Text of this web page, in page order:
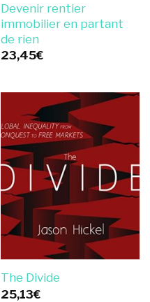
Devenir rentier
immobilier en partant
de rien
23,45€
The Divide
25,13€